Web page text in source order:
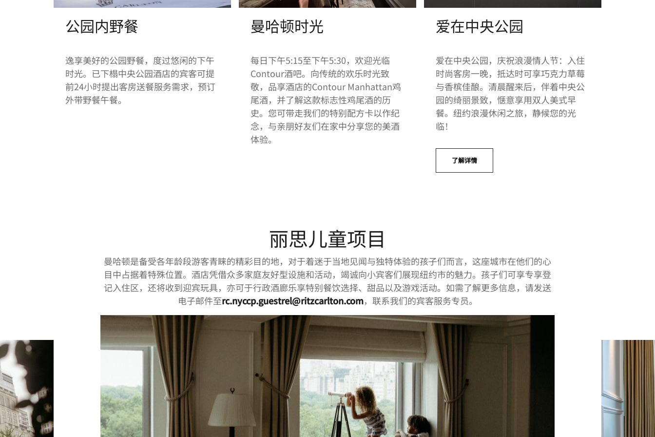
公园内野餐
逸享美好的公园野餐，度过悠闲的下午
时光。已下榻中央公园酒店的宾客可提
前24小时提出客房送餐服务需求，预订
外带野餐午餐。
曼哈顿时光
每日下午5:15至下午5:30，欢迎光临
Contour酒吧。向传统的欢乐时光致
敬，品享酒店的Contour Manhattan鸡
尾酒，并了解这款标志性鸡尾酒的历
史。您可带走我们的特别配方卡以作纪
念，与亲朋好友们在家中分享您的美酒
体验。
爱在中央公园
爱在中央公园，庆祝浪漫情人节：入住
时尚客房一晚，抵达时可享巧克力草莓
与香槟佳酿。清晨醒来后，伴着中央公
园的绮丽景致，惬意享用双人美式早
餐。纽约浪漫休闲之旅，静候您的光
临！
了解详情
丽思儿童项目
曼哈顿是备受各年龄段游客青睐的精彩目的地，对于着迷于当地见闻与独特体验的孩子们而言，这座城市在他们的心
目中占据着特殊位置。酒店凭借众多家庭友好型设施和活动，竭诚向小宾客们展现纽约市的魅力。孩子们可享专享登
记入住区，还将收到迎宾玩具，亦可于行政酒廊乐享特别餐饮选择、甜品以及游戏活动。如需了解更多信息，请发送
电子邮件至rc.nyccp.guestrel@ritzcarlton.com，联系我们的宾客服务专员。